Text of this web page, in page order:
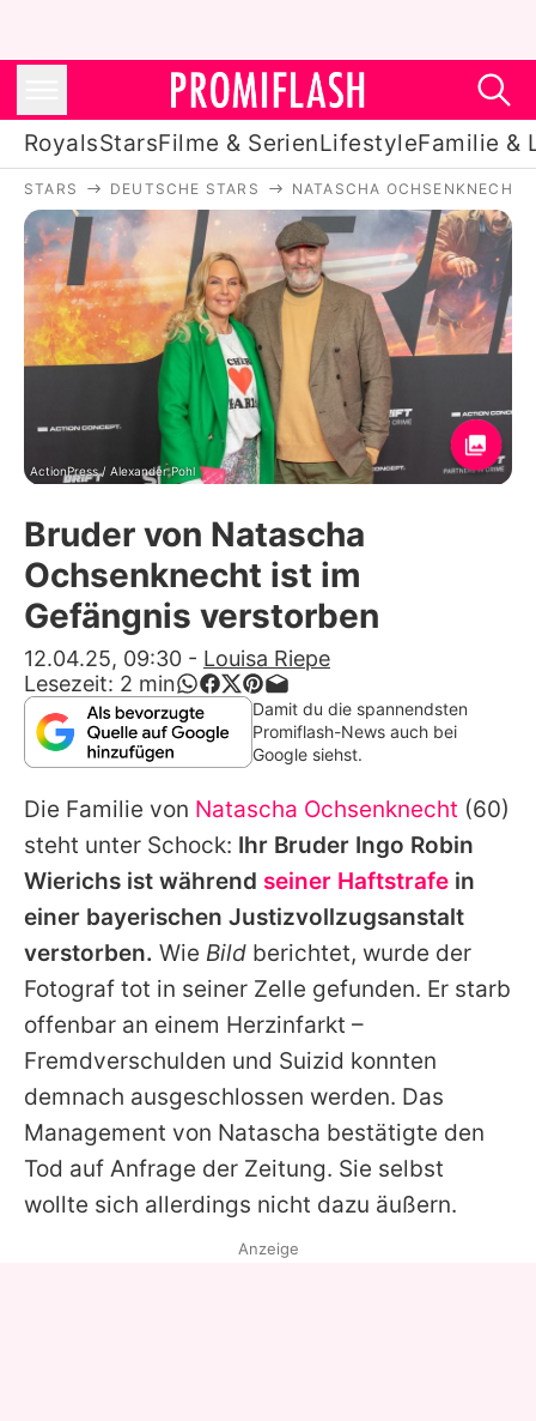
RoyalsStarsFilme & SerienLifestyleFamilie &
Royals
Stars
Filme & Serien
Lifestyle
Familie & Liebe
Promiflash Exklusiv
Alle Themen auf Promiflash
Jobs
App runterladen
Team
Redaktionelle Richtlinien
Impressum
Datenschutzerklärung
Nutzungsbedingungen
Utiq verwalten
STARS DEUTSCHE STARS NATASCHA OCHSENKNECHT
ActionPress / Alexander Pohl
Bruder von Natascha
Ochsenknecht ist im
Gefängnis verstorben
12.04.25, 09:30 - Louisa Riepe
Lesezeit: 2 min
Damit du die spannendsten
Promiflash-News auch bei
Google siehst.
Die Familie von Natascha Ochsenknecht (60)
steht unter Schock: Ihr Bruder Ingo Robin
Wierichs ist während seiner Haftstrafe in
einer bayerischen Justizvollzugsanstalt
verstorben. Wie Bild berichtet, wurde der
Fotograf tot in seiner Zelle gefunden. Er starb
offenbar an einem Herzinfarkt –
Fremdverschulden und Suizid konnten
demnach ausgeschlossen werden. Das
Management von Natascha bestätigte den
Tod auf Anfrage der Zeitung. Sie selbst
wollte sich allerdings nicht dazu äußern.
Anzeige